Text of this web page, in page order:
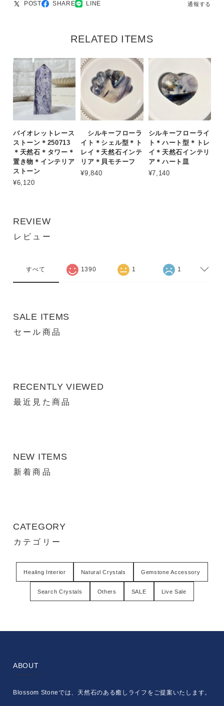
POST SHARE LINE 通報する
RELATED ITEMS
バイオレットレース
ストーン＊250713
＊天然石＊タワー＊
置き物＊インテリア
ストーン
¥6,120
シルキーフローラ
イト＊シェル型＊ト
レイ＊天然石インテ
リア＊貝モチーフ
¥9,840
シルキーフローライ
ト＊ハート型＊トレ
イ＊天然石インテリ
ア＊ハート皿
¥7,140
REVIEW
レビュー
すべて 1390 1 1
SALE ITEMS
セール商品
RECENTLY VIEWED
最近見た商品
NEW ITEMS
新着商品
CATEGORY
カテゴリー
Healing Interior Natural Crystals Gemstone Accessory
Search Crystals Others SALE Live Sale
ABOUT
Blossom Stoneでは、天然石のある癒しライフをご提案いたします。